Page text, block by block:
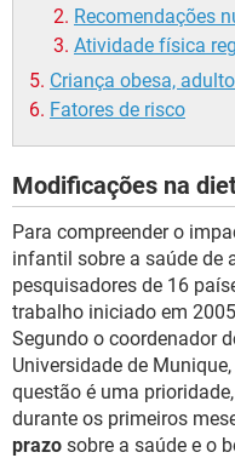
Recomendações
Atividade física
Criança obesa,
Fatores de risco
Modificações na
Para compreender o
infantil sobre a saúde de
pesquisadores de 16
trabalho iniciado em
Segundo o coordenador
Universidade de
questão é uma
durante os primeiros
prazo sobre a saúde e o